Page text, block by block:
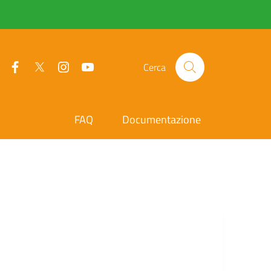
FacebookTwitter Instagram Cerca
FAQ Documentazione